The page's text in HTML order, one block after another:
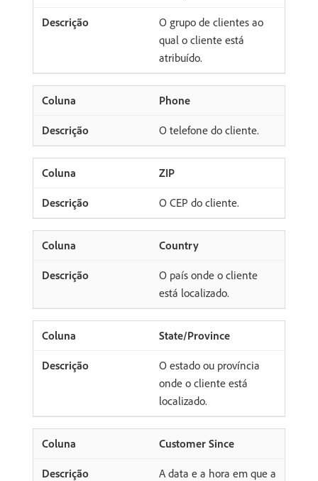
O grupo de clientes ao
qual o cliente está
atribuído.
Phone
O telefone do cliente.
ZIP
O CEP do cliente.
Country
O país onde o cliente
está localizado.
State/Province
O estado ou província
onde o cliente está
localizado.
Customer Since
A data e a hora em que a